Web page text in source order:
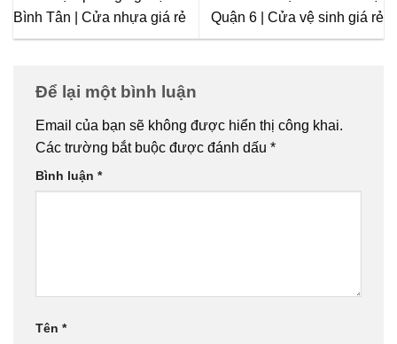
Bình Tân | Cửa nhựa giá rẻ
Quận 6 | Cửa vệ sinh giá rẻ
Để lại một bình luận
Email của bạn sẽ không được hiển thị công khai.
Các trường bắt buộc được đánh dấu *
Bình luận *
Tên *